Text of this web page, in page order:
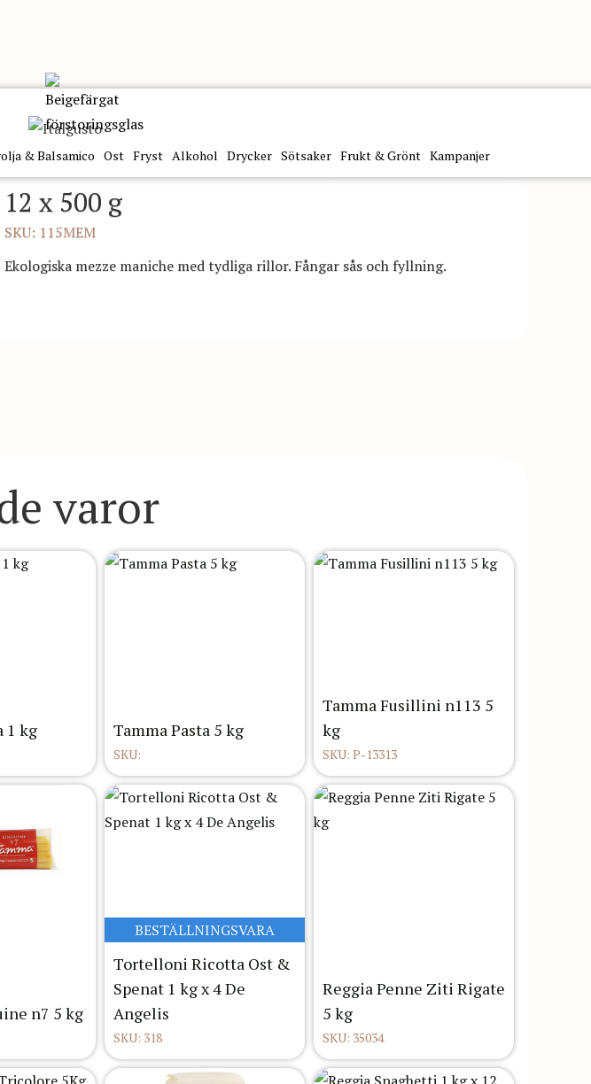
& Balsamico Ost Fryst Alkohol Drycker Sötsaker Frukt & Grönt Kampanjer
Pasta Testa Mezze Maniche di Semola Eko
12 x 500 g
SKU: 115MEM
Ekologiska mezze maniche med tydliga rillor. Fångar sås och fyllning.
varor
1 kg Tamma Pasta 5 kg
SKU:
Tamma Fusillini n113 5
kg
SKU: P-13313
n7 5 kg
BESTÄLLNINGSVARA
Tortelloni Ricotta Ost &
Spenat 1 kg x 4 De
Angelis
SKU: 318
Reggia Penne Ziti Rigate
5 kg
SKU: 35034